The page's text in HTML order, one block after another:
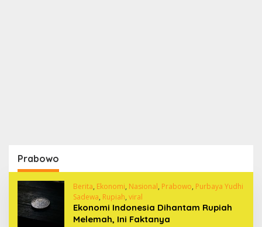
Prabowo
Berita, Ekonomi, Nasional, Prabowo, Purbaya Yudhi
Sadewa, Rupiah, viral
Ekonomi Indonesia Dihantam Rupiah
Melemah, Ini Faktanya